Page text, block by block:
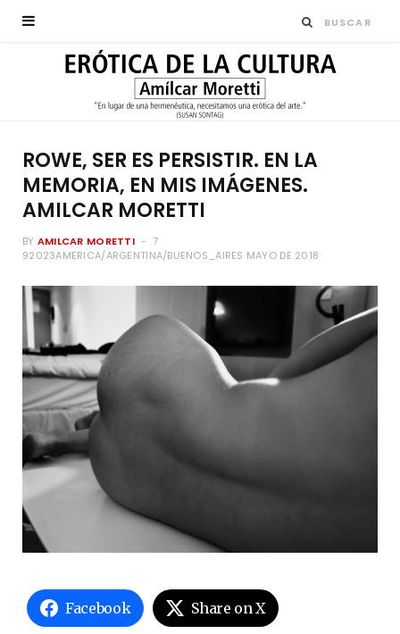
ROWE, SER ES PERSISTIR. EN LA
MEMORIA, EN MIS IMÁGENES.
AMILCAR MORETTI
BY AMILCAR MORETTI
7
92023AMERICA/ARGENTINA/BUENOS_AIRES MAYO DE 2018
Facebook Share on X